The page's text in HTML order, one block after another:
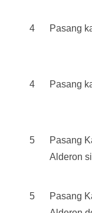
4 Pasang
4 Pasang
5
Pasang
Alderon
5
Pasang